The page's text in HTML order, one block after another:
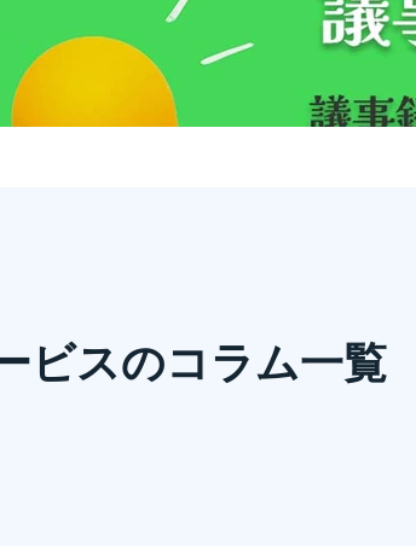
ビスのコラム一覧
方とは？基本から実施方法まで詳しく解
って始めたらいいの？」そんな疑問をお持ちではありません